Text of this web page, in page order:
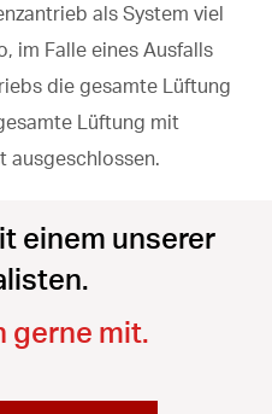
als System viel
im Falle eines Ausfalls
die gesamte Lüftung
Lüftung mit
ausgeschlossen.
einem unserer
gerne mit.